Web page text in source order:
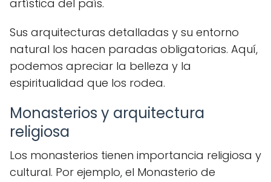
artística del país.
Sus arquitecturas detalladas y su entorno
natural los hacen paradas obligatorias. Aquí,
podemos apreciar la belleza y la
espiritualidad que los rodea.
Monasterios y arquitectura
religiosa
Los monasterios tienen importancia religiosa y
cultural. Por ejemplo, el Monasterio de